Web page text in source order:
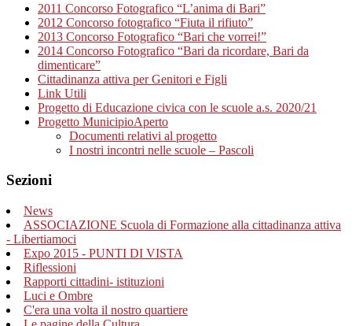
2011 Concorso Fotografico “L’anima di Bari”
2012 Concorso fotografico “Fiuta il rifiuto”
2013 Concorso Fotografico “Bari che vorrei!”
2014 Concorso Fotografico “Bari da ricordare, Bari da
dimenticare”
Cittadinanza attiva per Genitori e Figli
Link Utili
Progetto di Educazione civica con le scuole a.s. 2020/21
Progetto MunicipioAperto
Documenti relativi al progetto
I nostri incontri nelle scuole – Pascoli
Sezioni
News
ASSOCIAZIONE Scuola di Formazione alla cittadinanza attiva
- Libertiamoci
Expo 2015 - PUNTI DI VISTA
Riflessioni
Rapporti cittadini- istituzioni
Luci e Ombre
C'era una volta il nostro quartiere